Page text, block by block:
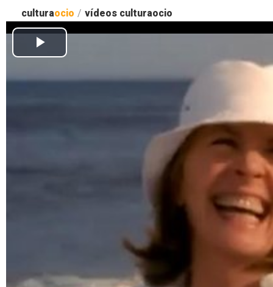
culturaocio / vídeos culturaocio